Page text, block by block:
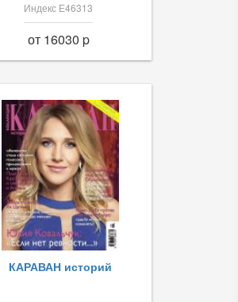
Индекс Е46313
от 16030 p
КАРАВАН историй